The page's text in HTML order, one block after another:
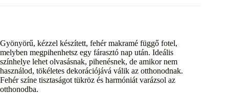
Gyönyörű, kézzel készített, fehér makramé függő fotel,
melyben megpihenhetsz egy fárasztó nap után. Ideális
színhelye lehet olvasásnak, pihenésnek, de amikor nem
használod, tökéletes dekorációjává válik az otthonodnak.
Fehér színe tisztaságot tükröz és harmóniát varázsol az
otthonodba.